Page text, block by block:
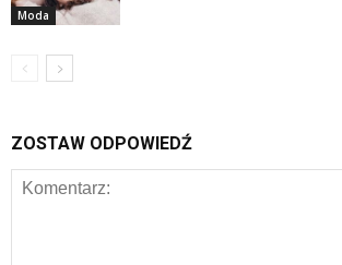
Moda
ZOSTAW ODPOWIEDŹ